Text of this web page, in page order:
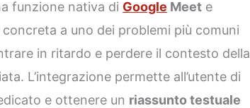
funzione nativa di Google Meet e
a uno dei problemi più comuni
in ritardo e perdere il contesto della
L’integrazione permette all’utente di
e ottenere un riassunto testuale